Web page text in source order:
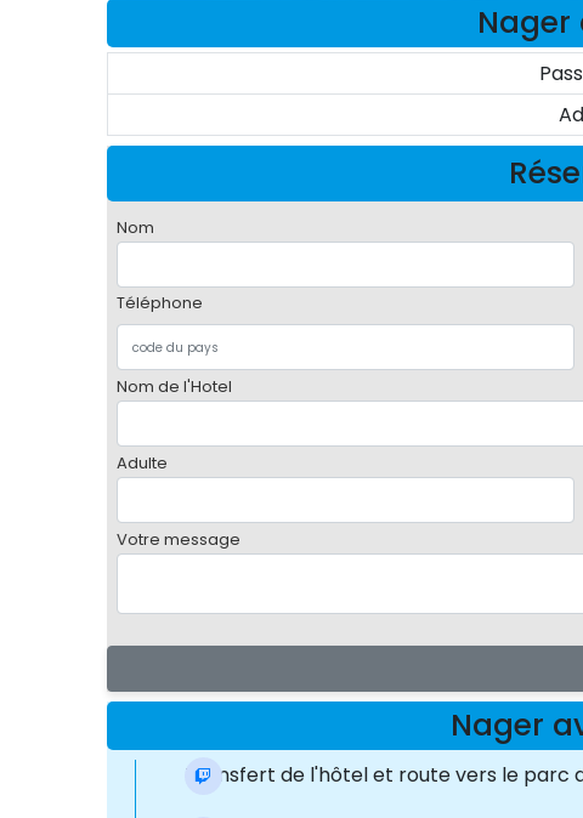
Nager
Nom
Téléphone
Nom de l'Hotel
Adulte
Votre message
Nager
Transfert de l'hôtel et route vers le parc